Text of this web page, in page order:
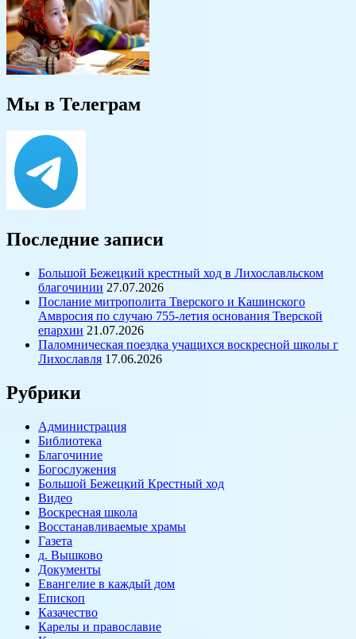
Мы в Телеграм
Последние записи
Большой Бежецкий крестный ход в Лихославльском
благочинии 27.07.2026
Послание митрополита Тверского и Кашинского
Амвросия по случаю 755-летия основания Тверской
епархии 21.07.2026
Паломническая поездка учащихся воскресной школы г
Лихославля 17.06.2026
Рубрики
Администрация
Библиотека
Благочиние
Богослужения
Большой Бежецкий Крестный ход
Видео
Воскресная школа
Восстанавливаемые храмы
Газета
д. Вышково
Документы
Евангелие в каждый дом
Епископ
Казачество
Карелы и православие